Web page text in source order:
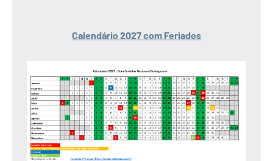
Calendário 2027 com Feriados